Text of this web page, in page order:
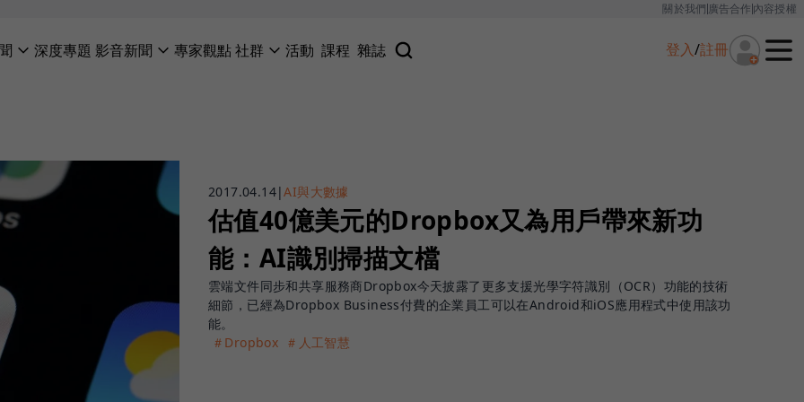
關於我們廣告合作內容授權
深度專題 影音新聞 專家觀點社群 活動 課程 雜誌 登入/註冊
2017.04.14|AI與大數據
估值40億美元的Dropbox又為用戶帶來新功
能：AI識別掃描文檔
雲端文件同步和共享服務商Dropbox今天披露了更多支援光學字符識別（OCR）功能的技術
細節，已經為Dropbox Business付費的企業員工可以在Android和iOS應用程式中使用該功
能。
＃Dropbox ＃人工智慧